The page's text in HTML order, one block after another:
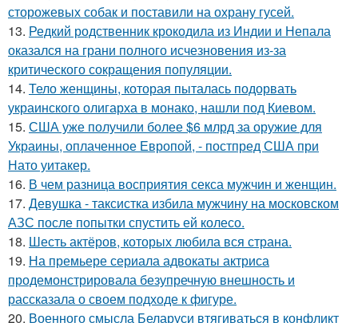
сторожевых собак и поставили на охрану гусей.
13. Редкий родственник крокодила из Индии и Непала
оказался на грани полного исчезновения из-за
критического сокращения популяции.
14. Тело женщины, которая пыталась подорвать
украинского олигарха в монако, нашли под Киевом.
15. США уже получили более $6 млрд за оружие для
Украины, оплаченное Европой, - постпред США при
Нато уитакер.
16. В чем разница восприятия секса мужчин и женщин.
17. Девушка - таксистка избила мужчину на московском
АЗС после попытки спустить ей колесо.
18. Шесть актёров, которых любила вся страна.
19. На премьере сериала адвокаты актриса
продемонстрировала безупречную внешность и
рассказала о своем подходе к фигуре.
20. Военного смысла Беларуси втягиваться в конфликт